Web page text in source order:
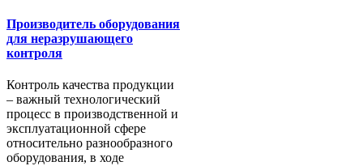
Производитель оборудования
для неразрушающего
контроля
Контроль качества продукции
– важный технологический
процесс в производственной и
эксплуатационной сфере
относительно разнообразного
оборудования, в ходе